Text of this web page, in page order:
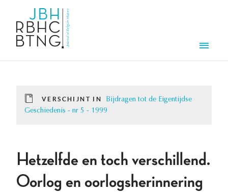
VERSCHIJNT IN
Bijdragen tot de Eigentijdse
Geschiedenis - nr 5 - 1999
Hetzelfde en toch verschillend.
Oorlog en oorlogsherinnering